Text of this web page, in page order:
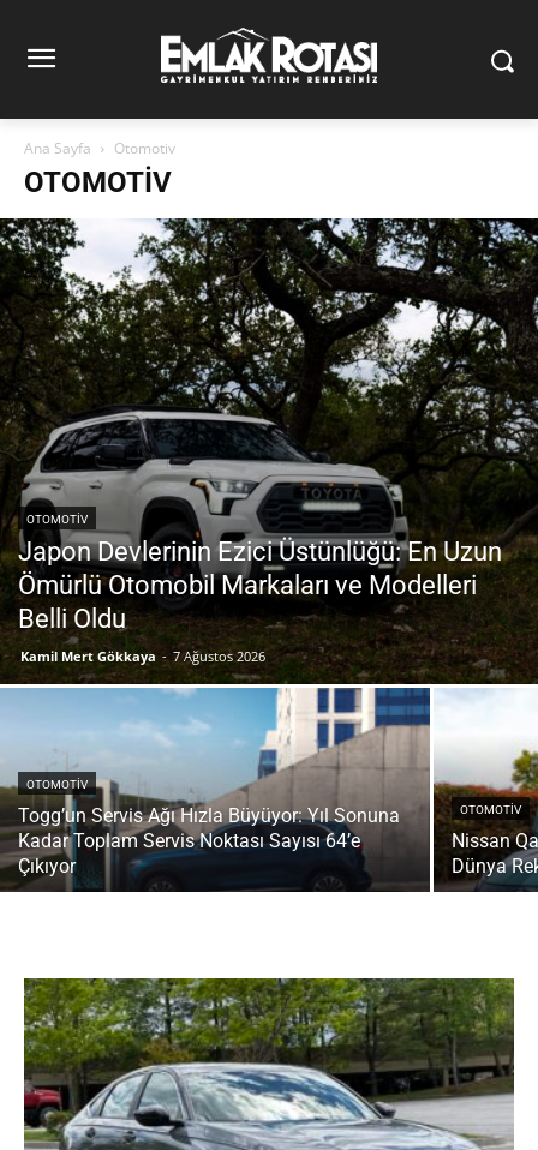
Ana Sayfa Otomotiv
OTOMOTIV
OTOMOTIV
Japon Devlerinin Ezici Üstünlüğü: En Uzun
Ömürlü Otomobil Markaları ve Modelleri
Belli Oldu
Kamil Mert Gökkaya - 7 Ağustos 2026
OTOMOTIV
Togg’un Servis Ağı Hızla Büyüyor: Yıl Sonuna
Kadar Toplam Servis Noktası Sayısı 64’e
Çıkıyor
OTOMOTIV
Nissan
Dünya